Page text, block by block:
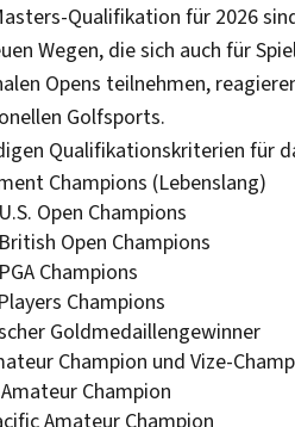
Qualifikation für 2026
Wegen, die sich auch für
Opens teilnehmen,
Golfsports.
Qualifikationskriterien für
Champions (Lebenslang)
Open Champions
Open Champions
Champions
Champions
Goldmedaillengewinner
Champion und Vize-
Champion